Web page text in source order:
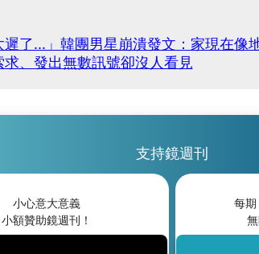
遲了...」韓團男星崩潰發文：家現在
求、發出無數訊號卻沒人看見
支持鏡週刊
小心意大意義
小額贊助鏡週刊！
每期